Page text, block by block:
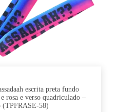
escrita preta fundo
rosa e verso quadriculado –
(TPFRASE-58)